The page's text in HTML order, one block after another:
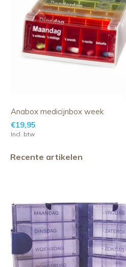
Anabox medicijnbox week
€19,95
Incl. btw
Recente artikelen